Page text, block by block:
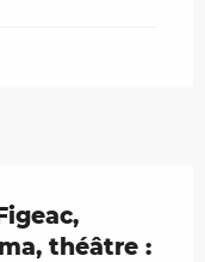
théâtre :